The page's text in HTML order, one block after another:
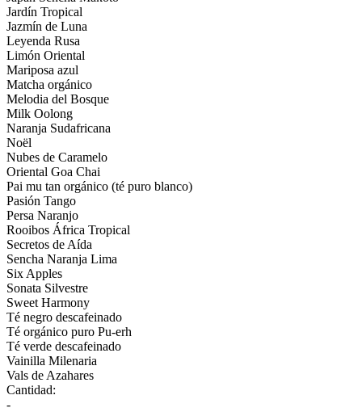
Jardín Tropical
Jazmín de Luna
Leyenda Rusa
Limón Oriental
Mariposa azul
Matcha orgánico
Melodia del Bosque
Milk Oolong
Naranja Sudafricana
Noël
Nubes de Caramelo
Oriental Goa Chai
Pai mu tan orgánico (té puro blanco)
Pasión Tango
Persa Naranjo
Rooibos África Tropical
Secretos de Aída
Sencha Naranja Lima
Six Apples
Sonata Silvestre
Sweet Harmony
Té negro descafeinado
Té orgánico puro Pu-erh
Té verde descafeinado
Vainilla Milenaria
Vals de Azahares
Cantidad:
-